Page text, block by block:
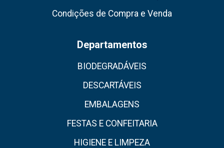
Condições de Compra e Venda
Departamentos
BIODEGRADÁVEIS
DESCARTÁVEIS
EMBALAGENS
FESTAS E CONFEITARIA
HIGIENE E LIMPEZA